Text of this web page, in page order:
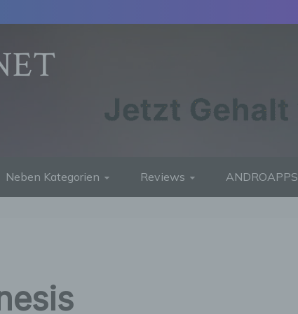
Neben Kategorien Reviews ANDROAPPS